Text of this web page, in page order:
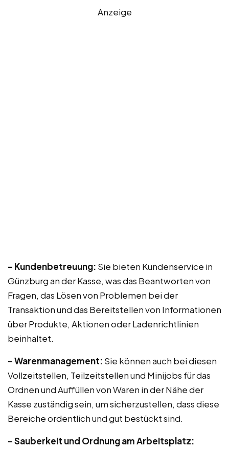
Anzeige
– Kundenbetreuung: Sie bieten Kundenservice in
Günzburg an der Kasse, was das Beantworten von
Fragen, das Lösen von Problemen bei der
Transaktion und das Bereitstellen von Informationen
über Produkte, Aktionen oder Ladenrichtlinien
beinhaltet.
– Warenmanagement: Sie können auch bei diesen
Vollzeitstellen, Teilzeitstellen und Minijobs für das
Ordnen und Auffüllen von Waren in der Nähe der
Kasse zuständig sein, um sicherzustellen, dass diese
Bereiche ordentlich und gut bestückt sind.
– Sauberkeit und Ordnung am Arbeitsplatz: